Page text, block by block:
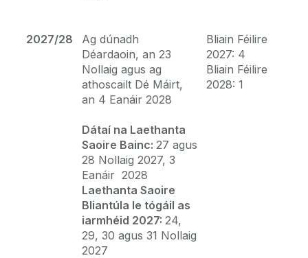
2027/28
Ag dúnadh
Déardaoin, an 23
Nollaig agus ag
athoscailt Dé Máirt,
an 4 Eanáir 2028
Dátaí na Laethanta
Saoire Bainc: 27 agus
28 Nollaig 2027, 3
Eanáir 2028
Laethanta Saoire
Bliantúla le tógáil as
iarmhéid 2027: 24,
29, 30 agus 31 Nollaig
2027
Bliain Féilire
2027: 4
Bliain Féilire
2028: 1